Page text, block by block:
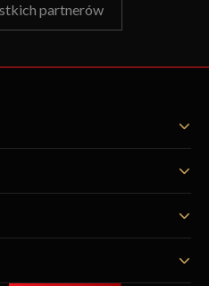
partnerów